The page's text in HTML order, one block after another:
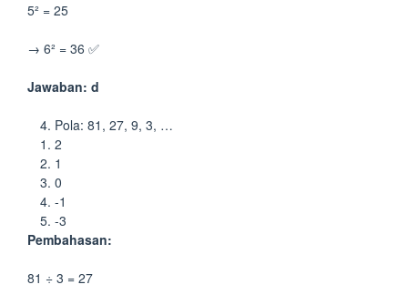
5² = 25
→ 6² = 36 ✅
Jawaban: d
Pola: 81, 27, 9, 3, …
2
1
0
-1
-3
Pembahasan:
81 ÷ 3 = 27